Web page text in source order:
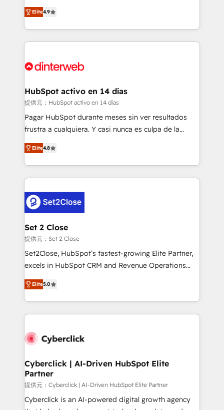
business, processes and systems 🏢 We specialise in
working with mid-market and enterprise
organisations, global organisations and those with
complex use cases 🏆 CRM Implementation,
Onboarding Accredited 🔐 ISO27001 & ISO9001
process-oriented teams implementing HubSpot
Marketing, Sales, Service, CMS and Operations Hub,
so selling and actually engaging with your customers
feels easy and pain-free. We are a top ranked
and Customer First Awards, 4.9/5 rating in HubSpot
helps the following industries: logistics & 3PL, home
improvement & construction, branding and
commercialization, real estate, health, education,
SaaS, Software Dev & IT and consulting, make the
the United States, EU, UAE, Mexico and Latin
America. From casual user to super fan: make
Elite4.9
HubSpot activo en 14 días
提供元：HubSpot activo en 14 días
Pagar HubSpot durante meses sin ver resultados
frustra a cualquiera. Y casi nunca es culpa de la
herramienta: es del enfoque con el que se
implementó. Trabajamos con un catálogo de +80
casos de uso: cada uno resuelve un problema
concreto de tu operación en HubSpot. La entrega
en paralelo cuando tiene sentido, y siempre
confirmamos resultados antes de seguir avanzando.
Empiezas a ver resultados antes de que termine el
mes. 🏆 HubSpot Partner of the Year 2022, máximo
reconocimiento del ecosistema. Elite Solutions
Partner, el nivel más alto. +700 clientes
Hospital ABC, Hogares Unión, Yves Rocher,
MacStore, Café Britt, Bella Piel, confiaron en
respuestas para empezar. Te ayudamos a identificar
el primer caso de uso que más impacto te dará.
días.
Elite4.8
Set 2 Close
提供元：Set 2 Close
Set2Close, HubSpot’s fastest-growing Elite Partner,
excels in HubSpot CRM and Revenue Operations
(RevOps) services to boost B2B sales and growth.
As a top HubSpot Elite Partner, we specialize in
custom HubSpot CRM solutions. Our experts design,
implement, and optimize systems to enhance user
marketing, and service teams. From setup to
management, and speed up deal closures. With 500+
projects completed, our Agile approach ensures your
HubSpot CRM drives measurable results. Our
RevOps services align your sales, marketing, and
Elite5.0
Cyberclick | AI-Driven HubSpot Elite
Partner
提供元：Cyberclick | AI-Driven HubSpot Elite Partner
Cyberclick is an AI-powered digital growth agency